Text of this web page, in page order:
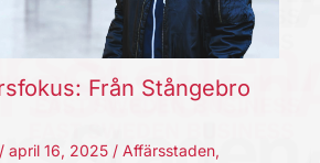
Från Stångebro
/ april 16, 2025 / Affärsstaden,